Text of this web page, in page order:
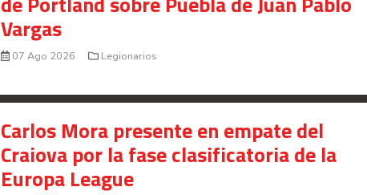
Vargas
07 Ago 2026 Legionarios
Carlos Mora presente en empate del
Craiova por la fase clasificatoria de la
Europa League